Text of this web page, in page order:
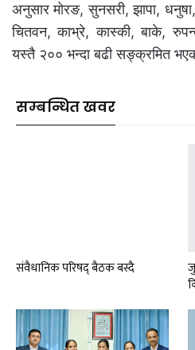
अनुसार मोरङ, सुनसरी, झापा,
चितवन, काभ्रे, कास्की, बाके,
यस्तै २०० भन्दा बढी सङ्क्रमित
सम्बन्धित खवर
संवैधानिक परिषद् बैठक बस्दै